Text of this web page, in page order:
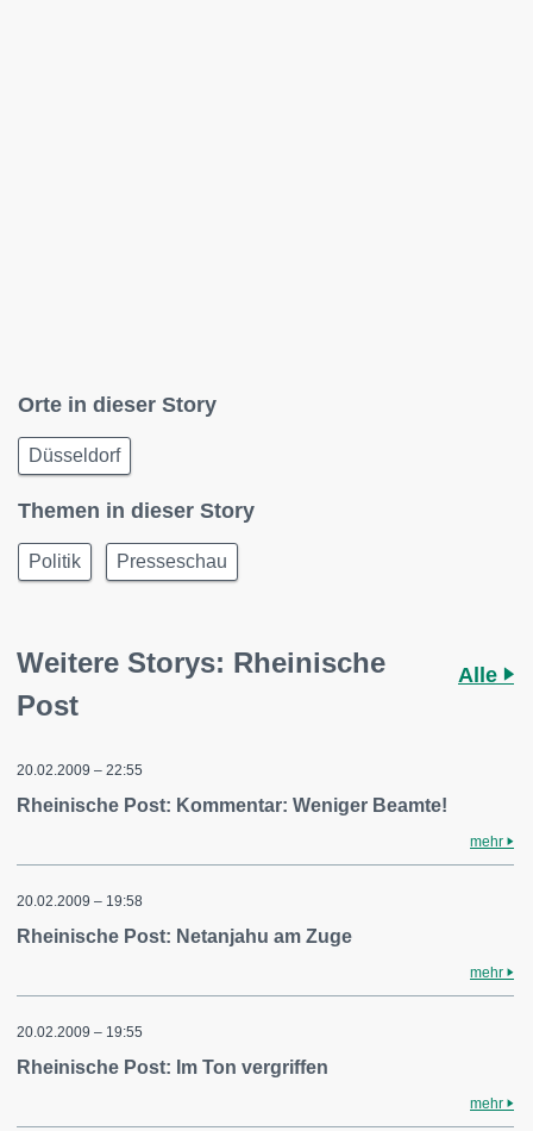
Orte in dieser Story
Düsseldorf
Themen in dieser Story
Politik Presseschau
Weitere Storys: Rheinische
Post
Alle
20.02.2009 – 22:55
Rheinische Post: Kommentar: Weniger Beamte!
mehr
20.02.2009 – 19:58
Rheinische Post: Netanjahu am Zuge
mehr
20.02.2009 – 19:55
Rheinische Post: Im Ton vergriffen
mehr